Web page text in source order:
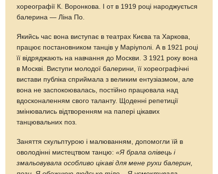
хореографії К. Воронкова. І от в 1919 році народжується
балерина — Ліна По.
Якийсь час вона виступає в театрах Києва та Харкова,
працює постановником танців у Маріуполі. А в 1921 році
її відряджають на навчання до Москви. З 1921 року вона
в Москві. Виступи молодої балерини, її хореографічні
вистави публіка сприймала з великим ентузіазмом, але
вона не заспокоювалась, постійно працювала над
вдосконаленням свого таланту. Щоденні репетиції
змінювались відтворенням на папері цікавих
танцювальних поз.
Заняття скульптурою і малюванням, допомогли їй в
оволодінні мистецтвом танцю:«Я брала олівець і
змальовувала особливо цікаві для мене рухи балерин,